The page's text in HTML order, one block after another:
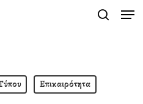
Επικαιρότητα